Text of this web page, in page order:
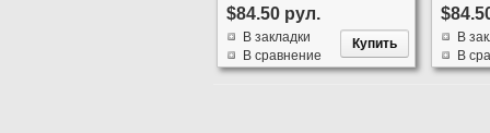
$84.50 рул.
В закладки
В сравнение
В
В